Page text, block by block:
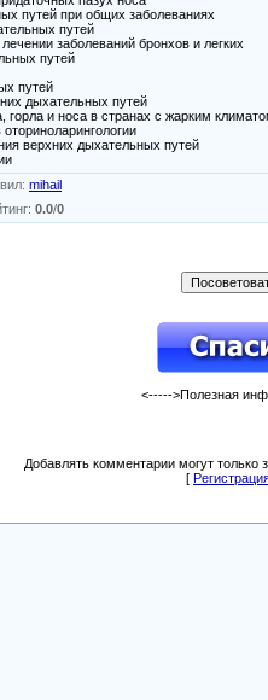
путей при общих заболеваниях
путей
заболеваний бронхов и легких
путей
путей
дыхательных путей
горла и носа в странах с жарким
верхних дыхательных путей
: mihail
: 0.0/0
<----->Полезная
Добавлять комментарии могут только
[